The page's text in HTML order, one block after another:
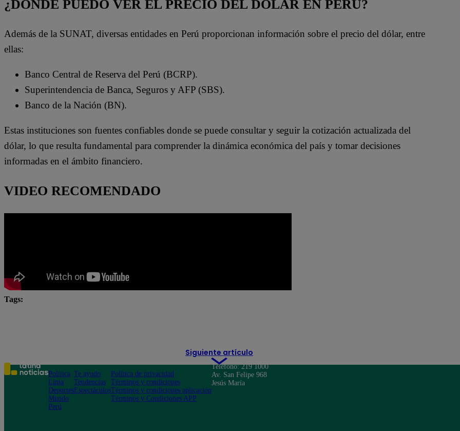
¿DÓNDE PUEDO VER EL PRECIO DEL DÓLAR EN PERÚ?
Además de la SUNAT, diversas entidades en Perú proporcionan información sobre el precio del dólar, entre
ellas:
Banco Central de Reserva del Perú (BCRP).
Superintendencia de Banca, Seguros y AFP (SBS).
Banco de la Nación (BN).
Estas instituciones son fuentes confiables donde se puede consultar y seguir la cotización actualizada del
dólar, lo que resulta fundamental para comprender la dinámica económica del país y tomar decisiones
informadas en el ámbito financiero.
VIDEO RECOMENDADO
Tags:
Siguiente artículo
Política
Lima
Deportes
Mundo
Perú
Te ayudo
Tendencias
Espectáculos
Política de privacidad
Términos y condiciones
Términos y condiciones aplicación
Términos y Condiciones APP
Teléfono: 219 1000
Av. San Felipe 968
Jesús María